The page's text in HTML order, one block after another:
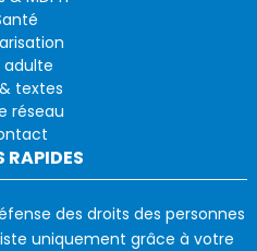
adulte
textes
réseau
RAPIDES
des droits des personnes
uniquement grâce à votre